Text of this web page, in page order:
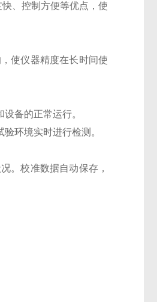
、控制方便等优点，使
使仪器精度在长时间使
备的正常运行。
环境实时进行检测。
。校准数据自动保存，